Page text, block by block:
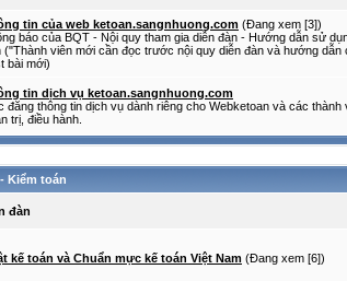
tin của web ketoan.sangnhuong.com (Đang xem [3])
báo của BQT - Nội quy tham gia diễn đàn - Hướng dẫn sử
("Thành viên mới cần đọc trước nội quy diễn đàn và hướng dẫn
bài mới)
tin dịch vụ ketoan.sangnhuong.com
đăng thông tin dịch vụ dành riêng cho Webketoan và các thành
trị, điều hành.
Kiểm toán
đàn
kế toán và Chuẩn mực kế toán Việt Nam (Đang xem [6])